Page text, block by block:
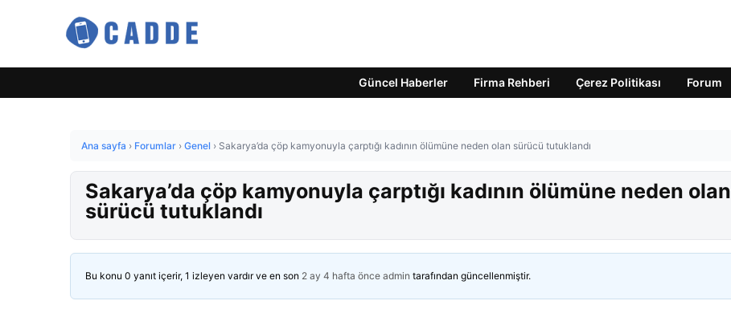
Güncel Haberler Firma Rehberi Çerez Politikası Forum
Ana sayfa › Forumlar › Genel › Sakarya’da çöp kamyonuyla çarptığı kadının ölümüne neden olan sürücü tutuklandı
Sakarya’da çöp kamyonuyla çarptığı kadının ölümüne neden olan
sürücü tutuklandı
Bu konu 0 yanıt içerir, 1 izleyen vardır ve en son 2 ay 4 hafta önce admin tarafından güncellenmiştir.